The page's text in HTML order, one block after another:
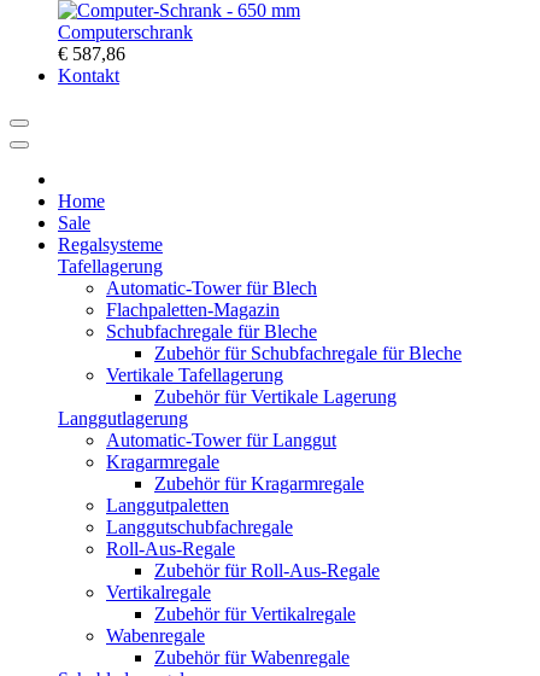
Computerschrank
€ 587,86
Kontakt
Home
Sale
Regalsysteme
Tafellagerung
Automatic-Tower für Blech
Flachpaletten-Magazin
Schubfachregale für Bleche
Zubehör für Schubfachregale für Bleche
Vertikale Tafellagerung
Zubehör für Vertikale Lagerung
Langgutlagerung
Automatic-Tower für Langgut
Kragarmregale
Zubehör für Kragarmregale
Langgutpaletten
Langgutschubfachregale
Roll-Aus-Regale
Zubehör für Roll-Aus-Regale
Vertikalregale
Zubehör für Vertikalregale
Wabenregale
Zubehör für Wabenregale